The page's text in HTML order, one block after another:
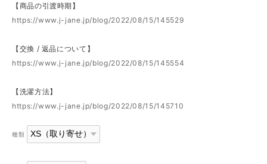
【商品の引渡時期】
https://www.j-jane.jp/blog/2022/08/15/145529
【交換 / 返品について】
https://www.j-jane.jp/blog/2022/08/15/145554
【洗濯方法】
https://www.j-jane.jp/blog/2022/08/15/145710
種類